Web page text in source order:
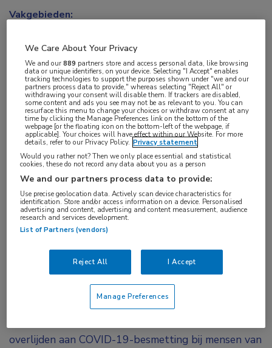
De kans om te overlijden aan besmetting met de
Omicron-variant van COVID-19 was bij mensen
met hiv relatief hoog, zeker als zij lage aantallen
CD4-cellen hadden. Bij mensen zonder hiv daalde
de mortaliteit tijdens de Omicron-golf
veel bescheidener was. Dit blijkt uit een analyse
die is uitgevoerd in opdracht van de
Wereldgezondheidsorganisatie WHO.
overlijden aan COVID-19-besmetting bij mensen van
Vakgebieden:
Aandachtsgebieden:
,Vaccinatie,Virale infecties
Tags:
coronavirus,COVID-19,SARS-CoV-2
We Care About Your Privacy
We and our889 partners store and access personal data, like browsing
data or unique identifiers, on your device. Selecting "I Accept" enables
tracking technologies to support the purposes shown under "we and our
partners process data to provide," whereas selecting "Reject All" or
withdrawing your consent will disable them. If trackers are disabled,
some content and ads you see may not be as relevant to you. You can
resurface this menu to change your choices or withdraw consent at any
time by clicking the Manage Preferences link on the bottom of the
webpage [or the floating icon on the bottom-left of the webpage, if
applicable]. Your choices will have effect within our Website. For more
details, refer to our Privacy Policy. Privacy statement
Would you rather not? Then we only place essential and statistical
cookies, these do not record any data about you as a person
We and our partners process data to provide:
Use precise geolocation data. Actively scan device characteristics for
identification. Store and/or access information on a device. Personalised
advertising and content, advertising and content measurement, audience
research and services development.
List of Partners (vendors)
Reject All I Accept
Manage Preferences